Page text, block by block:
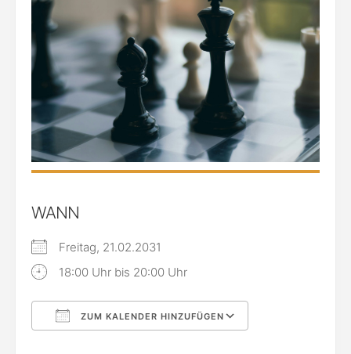
WANN
Freitag, 21.02.2031
18:00 Uhr bis 20:00 Uhr
ZUM KALENDER HINZUFÜGEN